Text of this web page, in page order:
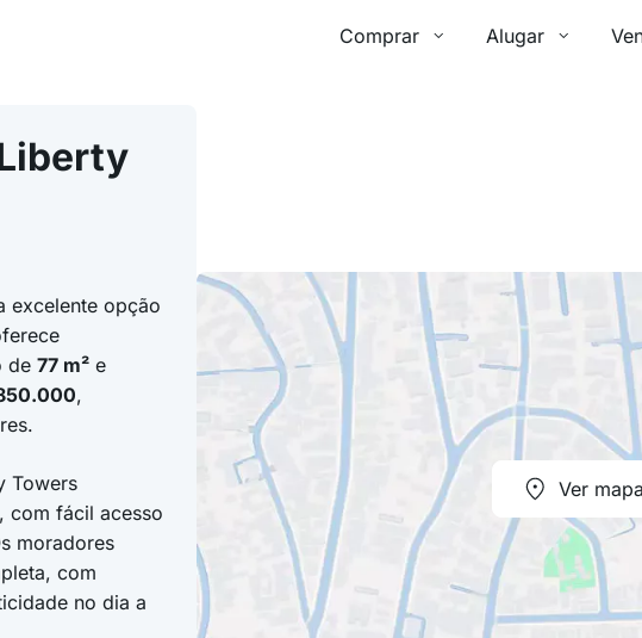
Comprar Alugar
excelente opção
de 77 m²e
,
Towers
com fácil acesso
moradores
com
no dia a
Ver mapa